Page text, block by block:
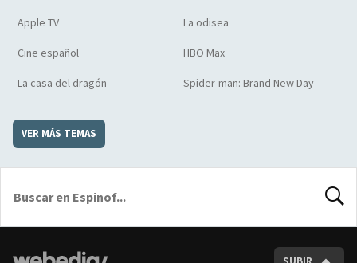
Apple TV La odisea
Cine español HBO Max
La casa del dragón Spider-man: Brand New Day
VER MÁS TEMAS